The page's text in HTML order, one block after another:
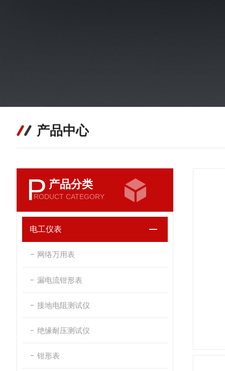
产品中心
P 产品分类
RODUCT CATEGORY
电工仪表
网络万用表
漏电流钳形表
接地电阻测试仪
绝缘耐压测试仪
钳形表